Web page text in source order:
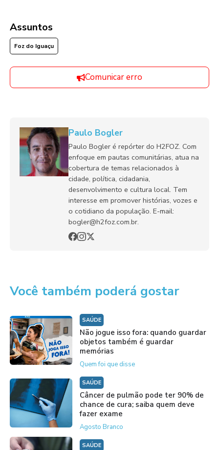
Assuntos
Foz do Iguaçu
Comunicar erro
Paulo Bogler
Paulo Bogler é repórter do H2FOZ. Com
enfoque em pautas comunitárias, atua na
cobertura de temas relacionados à
cidade, política, cidadania,
desenvolvimento e cultura local. Tem
interesse em promover histórias, vozes e
o cotidiano da população. E-mail:
bogler@h2foz.com.br.
Você também poderá gostar
SAÚDE
Não jogue isso fora: quando guardar
objetos também é guardar
memórias
Quem foi que disse
SAÚDE
Câncer de pulmão pode ter 90% de
chance de cura; saiba quem deve
fazer exame
Agosto Branco
SAÚDE